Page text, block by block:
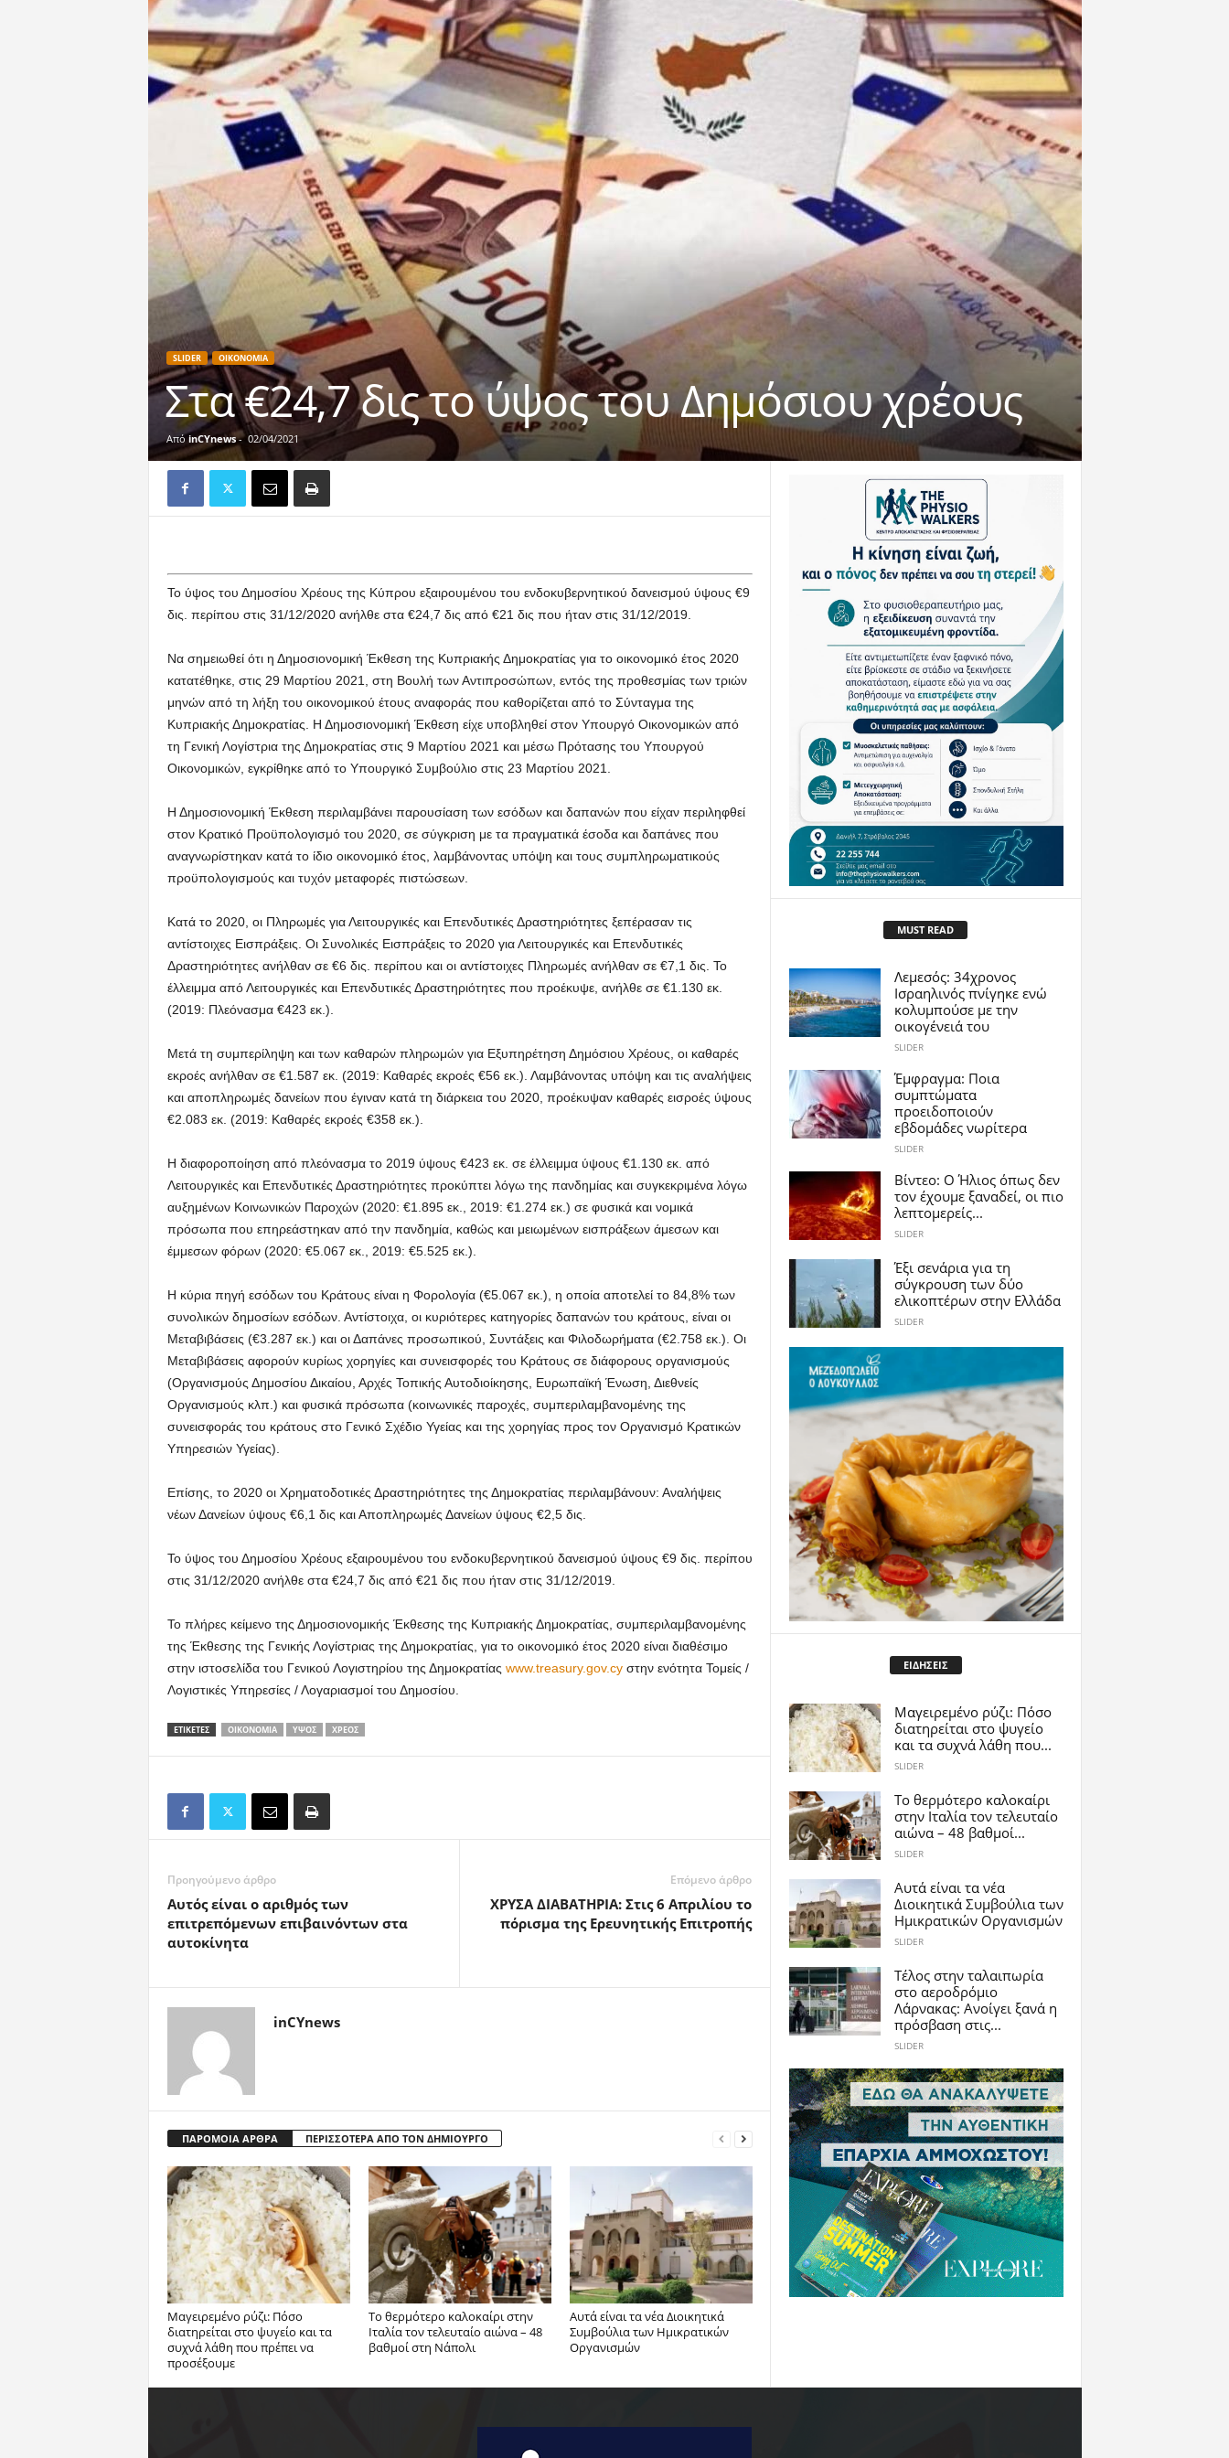
SLIDER ΟΙΚΟΝΟΜΙΑ
Στα €24,7 δις το ύψος του Δημόσιου χρέους
Από inCYnews- 02/04/2021
Το ύψος του Δημοσίου Χρέους της Κύπρου εξαιρουμένου του ενδοκυβερνητικού δανεισμού ύψους €9
δις. περίπου στις 31/12/2020 ανήλθε στα €24,7 δις από €21 δις που ήταν στις 31/12/2019.
Να σημειωθεί ότι η Δημοσιονομική Έκθεση της Κυπριακής Δημοκρατίας για το οικονομικό έτος 2020
κατατέθηκε, στις 29 Μαρτίου 2021, στη Βουλή των Αντιπροσώπων, εντός της προθεσμίας των τριών
μηνών από τη λήξη του οικονομικού έτους αναφοράς που καθορίζεται από το Σύνταγμα της
Κυπριακής Δημοκρατίας. Η Δημοσιονομική Έκθεση είχε υποβληθεί στον Υπουργό Οικονομικών από
τη Γενική Λογίστρια της Δημοκρατίας στις 9 Μαρτίου 2021 και μέσω Πρότασης του Υπουργού
Οικονομικών, εγκρίθηκε από το Υπουργικό Συμβούλιο στις 23 Μαρτίου 2021.
Η Δημοσιονομική Έκθεση περιλαμβάνει παρουσίαση των εσόδων και δαπανών που είχαν περιληφθεί
στον Κρατικό Προϋπολογισμό του 2020, σε σύγκριση με τα πραγματικά έσοδα και δαπάνες που
αναγνωρίστηκαν κατά το ίδιο οικονομικό έτος, λαμβάνοντας υπόψη και τους συμπληρωματικούς
προϋπολογισμούς και τυχόν μεταφορές πιστώσεων.
Κατά το 2020, οι Πληρωμές για Λειτουργικές και Επενδυτικές Δραστηριότητες ξεπέρασαν τις
αντίστοιχες Εισπράξεις. Οι Συνολικές Εισπράξεις το 2020 για Λειτουργικές και Επενδυτικές
Δραστηριότητες ανήλθαν σε €6 δις. περίπου και οι αντίστοιχες Πληρωμές ανήλθαν σε €7,1 δις. Το
έλλειμμα από Λειτουργικές και Επενδυτικές Δραστηριότητες που προέκυψε, ανήλθε σε €1.130 εκ.
(2019: Πλεόνασμα €423 εκ.).
Μετά τη συμπερίληψη και των καθαρών πληρωμών για Εξυπηρέτηση Δημόσιου Χρέους, οι καθαρές
εκροές ανήλθαν σε €1.587 εκ. (2019: Καθαρές εκροές €56 εκ.). Λαμβάνοντας υπόψη και τις αναλήψεις
και αποπληρωμές δανείων που έγιναν κατά τη διάρκεια του 2020, προέκυψαν καθαρές εισροές ύψους
€2.083 εκ. (2019: Καθαρές εκροές €358 εκ.).
Η διαφοροποίηση από πλεόνασμα το 2019 ύψους €423 εκ. σε έλλειμμα ύψους €1.130 εκ. από
Λειτουργικές και Επενδυτικές Δραστηριότητες προκύπτει λόγω της πανδημίας και συγκεκριμένα λόγω
αυξημένων Κοινωνικών Παροχών (2020: €1.895 εκ., 2019: €1.274 εκ.) σε φυσικά και νομικά
πρόσωπα που επηρεάστηκαν από την πανδημία, καθώς και μειωμένων εισπράξεων άμεσων και
έμμεσων φόρων (2020: €5.067 εκ., 2019: €5.525 εκ.).
Η κύρια πηγή εσόδων του Κράτους είναι η Φορολογία (€5.067 εκ.), η οποία αποτελεί το 84,8% των
συνολικών δημοσίων εσόδων. Αντίστοιχα, οι κυριότερες κατηγορίες δαπανών του κράτους, είναι οι
Μεταβιβάσεις (€3.287 εκ.) και οι Δαπάνες προσωπικού, Συντάξεις και Φιλοδωρήματα (€2.758 εκ.). Οι
Μεταβιβάσεις αφορούν κυρίως χορηγίες και συνεισφορές του Κράτους σε διάφορους οργανισμούς
(Οργανισμούς Δημοσίου Δικαίου, Αρχές Τοπικής Αυτοδιοίκησης, Ευρωπαϊκή Ένωση, Διεθνείς
Οργανισμούς κλπ.) και φυσικά πρόσωπα (κοινωνικές παροχές, συμπεριλαμβανομένης της
συνεισφοράς του κράτους στο Γενικό Σχέδιο Υγείας και της χορηγίας προς τον Οργανισμό Κρατικών
Υπηρεσιών Υγείας).
Επίσης, το 2020 οι Χρηματοδοτικές Δραστηριότητες της Δημοκρατίας περιλαμβάνουν: Αναλήψεις
νέων Δανείων ύψους €6,1 δις και Αποπληρωμές Δανείων ύψους €2,5 δις.
Το ύψος του Δημοσίου Χρέους εξαιρουμένου του ενδοκυβερνητικού δανεισμού ύψους €9 δις. περίπου
στις 31/12/2020 ανήλθε στα €24,7 δις από €21 δις που ήταν στις 31/12/2019.
Το πλήρες κείμενο της Δημοσιονομικής Έκθεσης της Κυπριακής Δημοκρατίας, συμπεριλαμβανομένης
της Έκθεσης της Γενικής Λογίστριας της Δημοκρατίας, για το οικονομικό έτος 2020 είναι διαθέσιμο
στην ιστοσελίδα του Γενικού Λογιστηρίου της Δημοκρατίας www.treasury.gov.cyστην ενότητα Τομείς /
Λογιστικές Υπηρεσίες / Λογαριασμοί του Δημοσίου.
ΕΤΙΚΕΤΕΣ ΟΙΚΟΝΟΜΊΑ ΎΨΟΣ ΧΡΈΟΣ
Προηγούμενο άρθρο
Aυτός είναι ο αριθμός των
επιτρεπόμενων επιβαινόντων στα
αυτοκίνητα
Επόμενο άρθρο
ΧΡΥΣΑ ΔΙΑΒΑΤΗΡΙΑ: Στις 6 Απριλίου το
πόρισμα της Ερευνητικής Eπιτροπής
inCYnews
ΠΑΡΟΜΟΙΑ ΑΡΘΡΑ ΠΕΡΙΣΣΟΤΕΡΑ ΑΠΟ ΤΟΝ ΔΗΜΙΟΥΡΓΟ
Μαγειρεμένο ρύζι: Πόσο
διατηρείται στο ψυγείο και τα
συχνά λάθη που πρέπει να
προσέξουμε
Το θερμότερο καλοκαίρι στην
Ιταλία τον τελευταίο αιώνα – 48
βαθμοί στη Νάπολι
Αυτά είναι τα νέα Διοικητικά
Συμβούλια των Ημικρατικών
Οργανισμών
MUST READ
Λεμεσός: 34χρονος
Ισραηλινός πνίγηκε ενώ
κολυμπούσε με την
οικογένειά του
SLIDER
Έμφραγμα: Ποια
συμπτώματα
προειδοποιούν
εβδομάδες νωρίτερα
SLIDER
Βίντεο: Ο Ήλιος όπως δεν
τον έχουμε ξαναδεί, οι πιο
λεπτομερείς...
SLIDER
Έξι σενάρια για τη
σύγκρουση των δύο
ελικοπτέρων στην Eλλάδα
SLIDER
ΕΙΔΗΣΕΙΣ
Μαγειρεμένο ρύζι: Πόσο
διατηρείται στο ψυγείο
και τα συχνά λάθη που...
SLIDER
Το θερμότερο καλοκαίρι
στην Ιταλία τον τελευταίο
αιώνα – 48 βαθμοί...
SLIDER
Αυτά είναι τα νέα
Διοικητικά Συμβούλια των
Ημικρατικών Οργανισμών
SLIDER
Tέλος στην ταλαιπωρία
στο αεροδρόμιο
Λάρνακας: Ανοίγει ξανά η
πρόσβαση στις...
SLIDER